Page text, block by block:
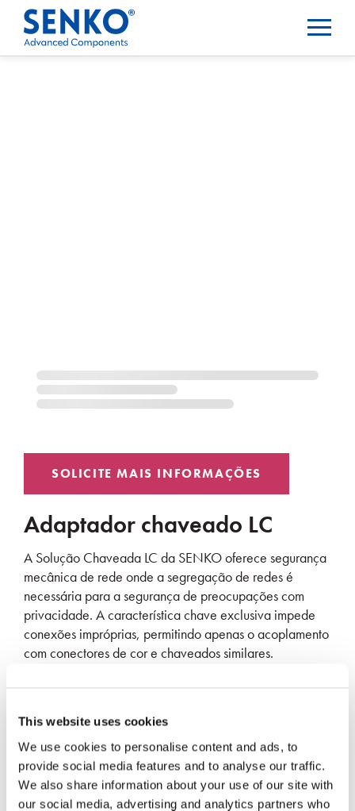
This website uses cookies
We use cookies to personalise content and ads, to
provide social media features and to analyse our traffic.
We also share information about your use of our site with
our social media, advertising and analytics partners who
Adaptador chaveado LC
A Solução Chaveada LC da SENKO oferece segurança
mecânica de rede onde a segregação de redes é
necessária para a segurança de preocupações com
privacidade. A característica chave exclusiva impede
conexões impróprias, permitindo apenas o acoplamento
com conectores de cor e chaveados similares.